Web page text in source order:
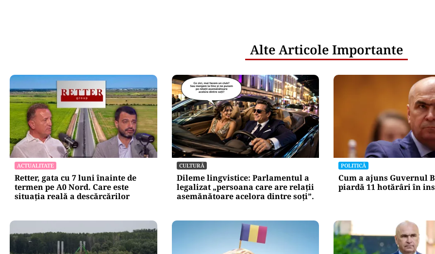
Alte Articole Importante
ACTUALITATE
Retter, gata cu 7 luni înainte de
termen pe A0 Nord. Care este
situația reală a descărcărilor
CULTURĂ
Dileme lingvistice: Parlamentul a
legalizat „persoana care are relații
asemănătoare acelora dintre soți”.
POLITICĂ
Cum a ajuns Guvernul
piardă 11 hotărâri în